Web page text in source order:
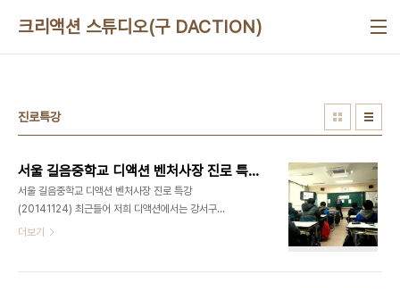
크리액션 스튜디오(구 DACTION)
진로특강
서울 길음중학교 디액션 벤처사장 진로 특강 (20141124)
서울 길음중학교 디액션 벤처사장 진로 특강
(20141124) 최근들어 저희 디액션에서는 강서구에
'맛있는놀이터'라는 문화예술복합라운지를 오픈하면
더보기